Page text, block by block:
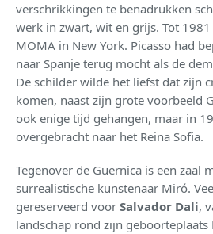
verschrikkingen te benadrukken
werk in zwart, wit en grijs. Tot
MOMA in New York. Picasso had
naar Spanje terug mocht als de
De schilder wilde het liefst dat zijn
komen, naast zijn grote voorbeeld
ook enige tijd gehangen, maar in
overgebracht naar het Reina Sofia.
Tegenover de Guernica is een zaal
surrealistische kunstenaar Miró.
gereserveerd voor Salvador Dali,
landschap rond zijn geboorteplaats